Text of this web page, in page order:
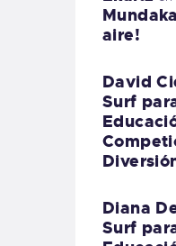
aire!
David
Surf
Diana
Surf